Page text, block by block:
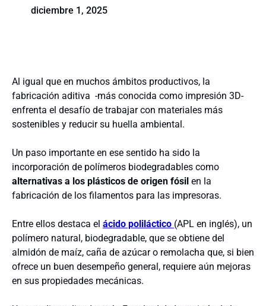
diciembre 1, 2025
Al igual que en muchos ámbitos productivos, la
fabricación aditiva -más conocida como impresión 3D-
enfrenta el desafío de trabajar con materiales más
sostenibles y reducir su huella ambiental.
Un paso importante en ese sentido ha sido la
incorporación de polímeros biodegradables como
alternativas a los plásticos de origen fósil en la
fabricación de los filamentos para las impresoras.
Entre ellos destaca el ácido poliláctico (APL en inglés), un
polímero natural, biodegradable, que se obtiene del
almidón de maíz, caña de azúcar o remolacha que, si bien
ofrece un buen desempeño general, requiere aún mejoras
en sus propiedades mecánicas.